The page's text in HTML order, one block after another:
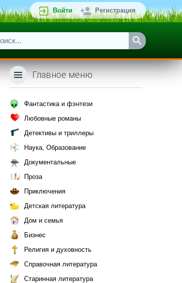
Войти Регистрация
Главное меню
Фантастика и фэнтези
Любовные романы
Детективы и триллеры
Наука, Образование
Документальные
Проза
Приключения
Детская литература
Дом и семья
Бизнес
Религия и духовность
Справочная литература
Старинная литература